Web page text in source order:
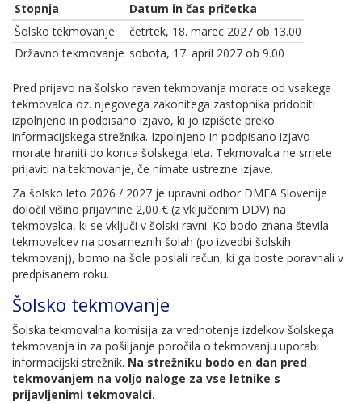
Stopnja
Datum in čas pričetka
Šolsko tekmovanje
četrtek, 18. marec 2027 ob 13.00
Državno tekmovanje sobota, 17. april 2027 ob 9.00
Pred prijavo na šolsko raven tekmovanja morate od vsakega
tekmovalca oz. njegovega zakonitega zastopnika pridobiti
izpolnjeno in podpisano izjavo, ki jo izpišete preko
informacijskega strežnika. Izpolnjeno in podpisano izjavo
morate hraniti do konca šolskega leta. Tekmovalca ne smete
prijaviti na tekmovanje, če nimate ustrezne izjave.
Za šolsko leto 2026 / 2027 je upravni odbor DMFA Slovenije
določil višino prijavnine 2,00 € (z vključenim DDV) na
tekmovalca, ki se vključi v šolski ravni. Ko bodo znana števila
tekmovalcev na posameznih šolah (po izvedbi šolskih
tekmovanj), bomo na šole poslali račun, ki ga boste poravnali v
predpisanem roku.
Šolsko tekmovanje
Šolska tekmovalna komisija za vrednotenje izdelkov šolskega
tekmovanja in za pošiljanje poročila o tekmovanju uporabi
informacijski strežnik. Na strežniku bodo en dan pred
tekmovanjem na voljo naloge za vse letnike s
prijavljenimi tekmovalci.